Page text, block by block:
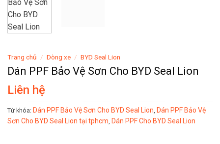
Trang chủ / Dòng xe / BYD Seal Lion
Dán PPF Bảo Vệ Sơn Cho BYD Seal Lion
Liên hệ
Từ khóa: Dán PPF Bảo Vệ Sơn Cho BYD Seal Lion, Dán PPF Bảo Vệ
Sơn Cho BYD Seal Lion tại tphcm, Dán PPF Cho BYD Seal Lion